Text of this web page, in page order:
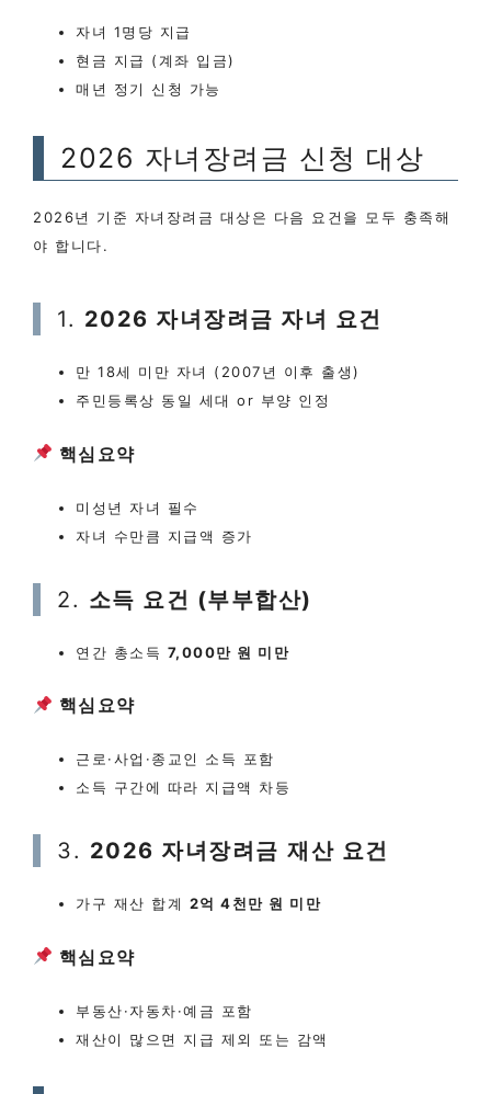
자녀 1명당 지급
현금 지급 (계좌 입금)
매년 정기 신청 가능
2026 자녀장려금 신청 대상
2026년 기준 자녀장려금 대상은 다음 요건을 모두 충족해
야 합니다.
1. 2026 자녀장려금 자녀 요건
만 18세 미만 자녀 (2007년 이후 출생)
주민등록상 동일 세대 or 부양 인정
핵심요약
미성년 자녀 필수
자녀 수만큼 지급액 증가
2. 소득 요건 (부부합산)
연간 총소득 7,000만 원 미만
핵심요약
근로·사업·종교인 소득 포함
소득 구간에 따라 지급액 차등
3. 2026 자녀장려금 재산 요건
가구 재산 합계 2억 4천만 원 미만
핵심요약
부동산·자동차·예금 포함
재산이 많으면 지급 제외 또는 감액